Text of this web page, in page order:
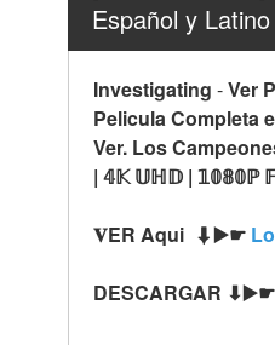
Español y Latino
Investigating -Ver
Pelicula Completa
Ver. Los
| 𝟜𝕂 𝕌ℍ𝔻 | 𝟙𝟘𝟠𝟘ℙ
𝐕ER Aqui  ⬇▶️☛
DESCARGAR ⬇▶️☛